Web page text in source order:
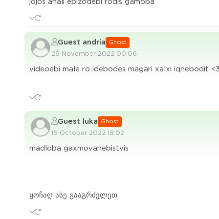
jojos ahali epizodebi rodis gamoba
Guest andria Ghost
26 November 2022 00:06
videoebi male ro idebodes magari xalxi iqnebodit
Guest luka Ghost
15 October 2022 18:02
madloba gaxmovanebistvis
ყოჩაღ ასე გააგრძელეთ